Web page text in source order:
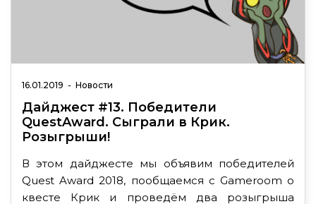
16.01.2019 - Новости
Дайджест #13. Победители
QuestAward. Сыграли в Крик.
Розыгрыши!
В этом дайджесте мы объявим победителей
Quest Award 2018, пообщаемся с Gameroom о
квесте Крик и проведём два розыгрыша